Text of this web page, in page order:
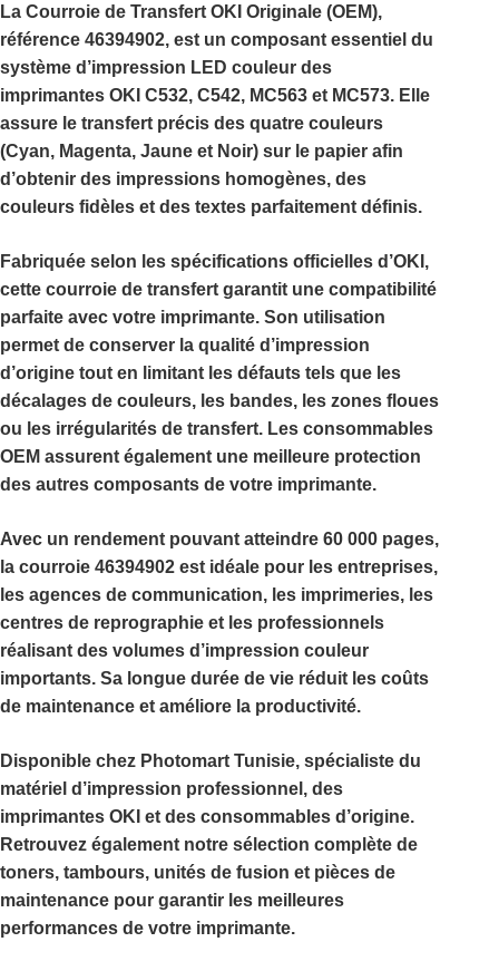
La Courroie de Transfert OKI Originale (OEM),
référence 46394902, est un composant essentiel du
système d’impression LED couleur des
imprimantes OKI C532, C542, MC563 et MC573. Elle
assure le transfert précis des quatre couleurs
(Cyan, Magenta, Jaune et Noir) sur le papier afin
d’obtenir des impressions homogènes, des
couleurs fidèles et des textes parfaitement définis.
Fabriquée selon les spécifications officielles d’OKI,
cette courroie de transfert garantit une compatibilité
parfaite avec votre imprimante. Son utilisation
permet de conserver la qualité d’impression
d’origine tout en limitant les défauts tels que les
décalages de couleurs, les bandes, les zones floues
ou les irrégularités de transfert. Les consommables
OEM assurent également une meilleure protection
des autres composants de votre imprimante.
Avec un rendement pouvant atteindre 60 000 pages,
la courroie 46394902 est idéale pour les entreprises,
les agences de communication, les imprimeries, les
centres de reprographie et les professionnels
réalisant des volumes d’impression couleur
importants. Sa longue durée de vie réduit les coûts
de maintenance et améliore la productivité.
Disponible chez Photomart Tunisie, spécialiste du
matériel d’impression professionnel, des
imprimantes OKI et des consommables d’origine.
Retrouvez également notre sélection complète de
toners, tambours, unités de fusion et pièces de
maintenance pour garantir les meilleures
performances de votre imprimante.